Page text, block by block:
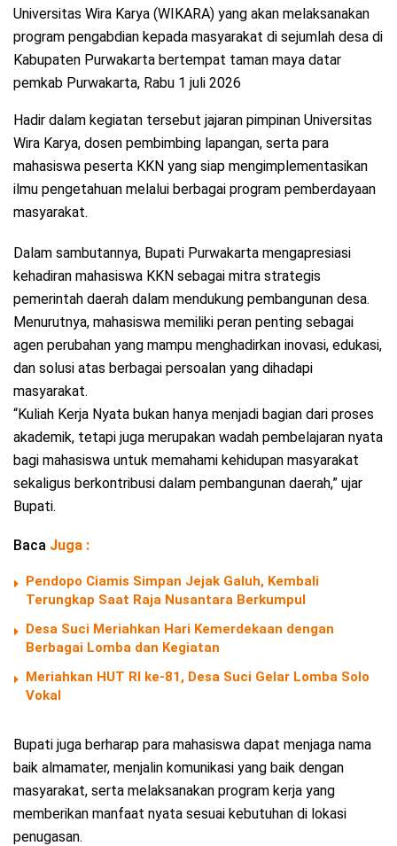
Universitas Wira Karya (WIKARA) yang akan melaksanakan
program pengabdian kepada masyarakat di sejumlah desa di
Kabupaten Purwakarta bertempat taman maya datar
pemkab Purwakarta, Rabu 1 juli 2026
Hadir dalam kegiatan tersebut jajaran pimpinan Universitas
Wira Karya, dosen pembimbing lapangan, serta para
mahasiswa peserta KKN yang siap mengimplementasikan
ilmu pengetahuan melalui berbagai program pemberdayaan
masyarakat.
Dalam sambutannya, Bupati Purwakarta mengapresiasi
kehadiran mahasiswa KKN sebagai mitra strategis
pemerintah daerah dalam mendukung pembangunan desa.
Menurutnya, mahasiswa memiliki peran penting sebagai
agen perubahan yang mampu menghadirkan inovasi, edukasi,
dan solusi atas berbagai persoalan yang dihadapi
masyarakat.
“Kuliah Kerja Nyata bukan hanya menjadi bagian dari proses
akademik, tetapi juga merupakan wadah pembelajaran nyata
bagi mahasiswa untuk memahami kehidupan masyarakat
sekaligus berkontribusi dalam pembangunan daerah,” ujar
Bupati.
Baca Juga :
Pendopo Ciamis Simpan Jejak Galuh, Kembali
Terungkap Saat Raja Nusantara Berkumpul
Desa Suci Meriahkan Hari Kemerdekaan dengan
Berbagai Lomba dan Kegiatan
Meriahkan HUT RI ke-81, Desa Suci Gelar Lomba Solo
Vokal
Bupati juga berharap para mahasiswa dapat menjaga nama
baik almamater, menjalin komunikasi yang baik dengan
masyarakat, serta melaksanakan program kerja yang
memberikan manfaat nyata sesuai kebutuhan di lokasi
penugasan.